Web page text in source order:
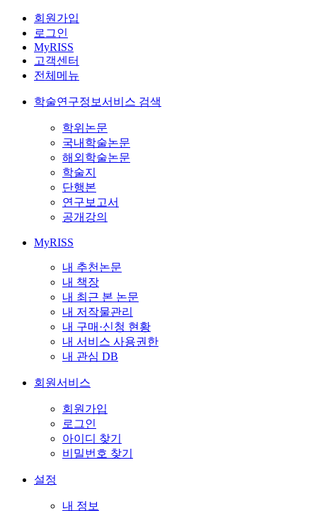
회원가입
로그인
MyRISS
고객센터
전체메뉴
학술연구정보서비스 검색
학위논문
국내학술논문
해외학술논문
학술지
단행본
연구보고서
공개강의
MyRISS
내 추천논문
내 책장
내 최근 본 논문
내 저작물관리
내 구매·신청 현황
내 서비스 사용권한
내 관심 DB
회원서비스
회원가입
로그인
아이디 찾기
비밀번호 찾기
설정
내 정보